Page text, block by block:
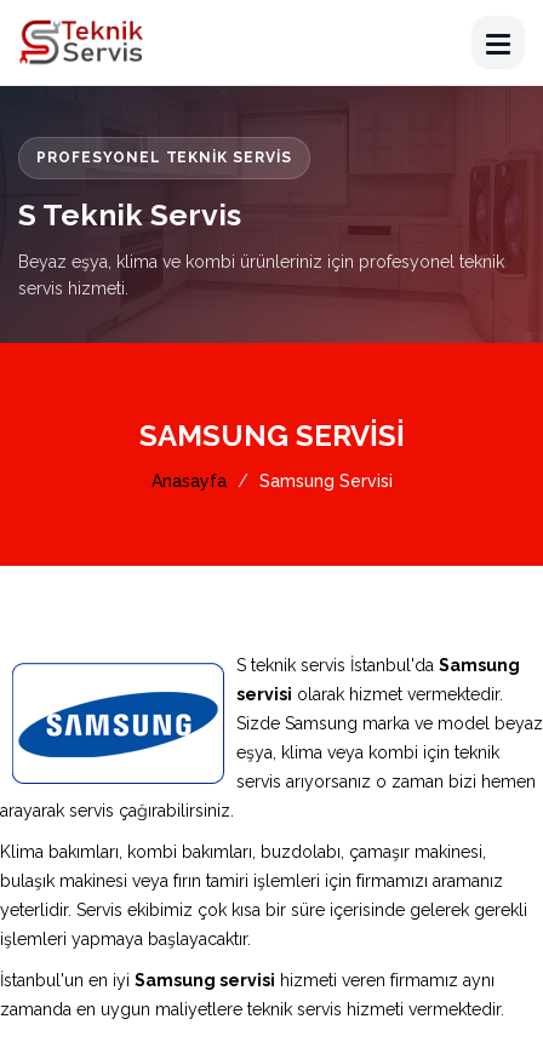
PROFESYONEL TEKNIK SERVIS
S Teknik Servis
Beyaz eşya, klima ve kombi ürünleriniz için profesyonel teknik
servis hizmeti.
SAMSUNG SERVISI
Anasayfa Samsung Servisi
S teknik servis İstanbul'da Samsung
servisi olarak hizmet vermektedir.
Sizde Samsung marka ve model beyaz
eşya, klima veya kombi için teknik
servis arıyorsanız o zaman bizi hemen
arayarak servis çağırabilirsiniz.
Klima bakımları, kombi bakımları, buzdolabı, çamaşır makinesi,
bulaşık makinesi veya fırın tamiri işlemleri için firmamızı aramanız
yeterlidir. Servis ekibimiz çok kısa bir süre içerisinde gelerek gerekli
işlemleri yapmaya başlayacaktır.
İstanbul'un en iyi Samsung servisi hizmeti veren firmamız aynı
zamanda en uygun maliyetlere teknik servis hizmeti vermektedir.